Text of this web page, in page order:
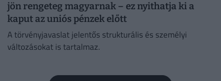
jön rengeteg magyarnak – ez nyithatja ki a
kaput az uniós pénzek előtt
A törvényjavaslat jelentős strukturális és személyi
változásokat is tartalmaz.